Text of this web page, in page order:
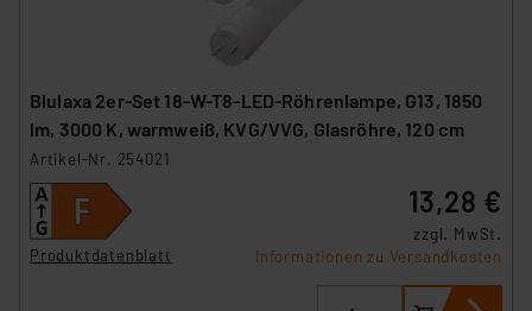
Blulaxa 2er-Set 18-W-T8-LED-Röhrenlampe, G13, 1850
lm, 3000 K, warmweiß, KVG/VVG, Glasröhre, 120 cm
Artikel-Nr. 254021
Produktdatenblatt
13,28 €
zzgl. MwSt.
Informationen zu Versandkosten